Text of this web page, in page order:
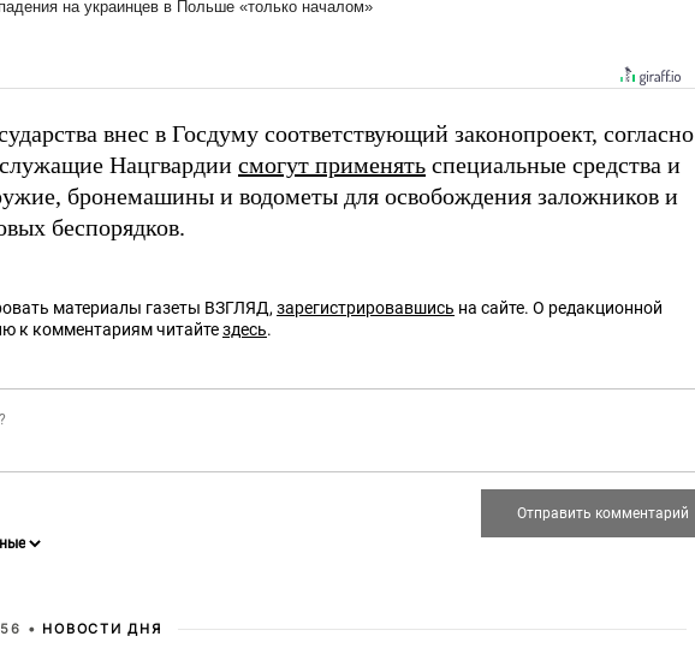
внес в Госдуму соответствующий законопроект, согласно
Нацгвардии смогут применять специальные средства и
бронемашины и водометы для освобождения заложников и
беспорядков.
материалы газеты ВЗГЛЯД, зарегистрировавшись на сайте. О редакционной
к комментариям читайтездесь.
• НОВОСТИ ДНЯ